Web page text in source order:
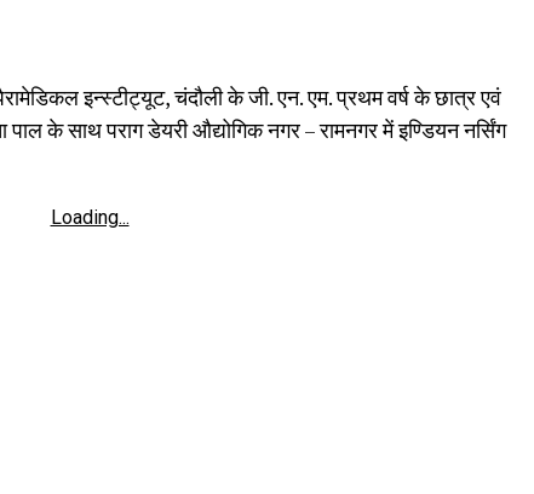
इन्स्टीट्यूट, चंदौली के जी. एन. एम. प्रथम वर्ष के छात्र एवं
के साथ पराग डेयरी औद्योगिक नगर – रामनगर में इण्डियन नर्सिंग
Loading...